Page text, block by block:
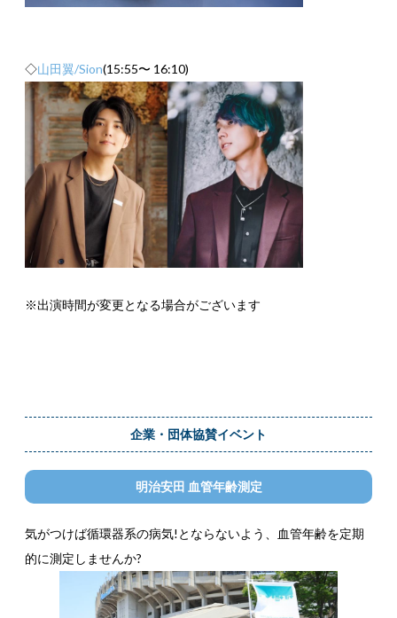
◇山田翼/Sion(15:55〜 16:10)
※出演時間が変更となる場合がございます
企業・団体協賛イベント
明治安田 血管年齢測定
気がつけば循環器系の病気!とならないよう、血管年齢を定期
的に測定しませんか?